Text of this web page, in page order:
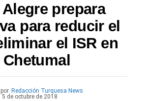
prepara
para reducir el
el ISR en
Chetumal
Redacción Turquesa News
5 de octubre de 2018